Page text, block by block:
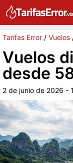
Tarifas Error / Vuelos
Vuelos
desde
2 de junio de 2026 -
G Sigue a